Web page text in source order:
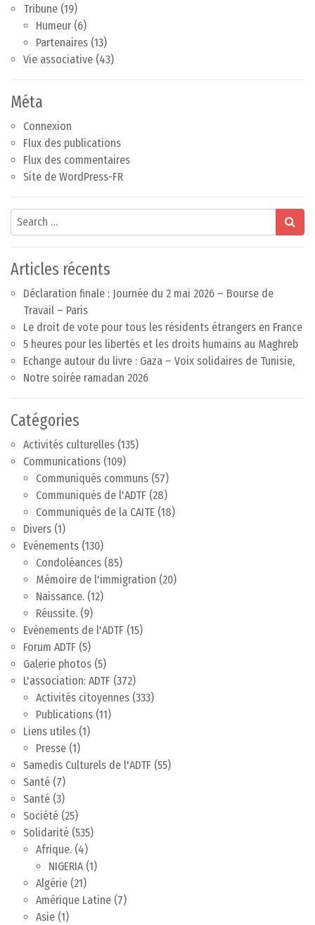
Tribune (19)
Humeur (6)
Partenaires (13)
Vie associative (43)
Méta
Connexion
Flux des publications
Flux des commentaires
Site de WordPress-FR
Search
Articles récents
Déclaration finale : Journée du 2 mai 2026 – Bourse de
Travail – Paris
Le droit de vote pour tous les résidents étrangers en France
5 heures pour les libertés et les droits humains au Maghreb
Echange autour du livre : Gaza – Voix solidaires de Tunisie,
Notre soirée ramadan 2026
Catégories
Activités culturelles (135)
Communications (109)
Communiqués communs (57)
Communiqués de l'ADTF (28)
Communiqués de la CAITE (18)
Divers (1)
Evénements (130)
Condoléances (85)
Mémoire de l'immigration (20)
Naissance. (12)
Réussite. (9)
Evènements de l'ADTF (15)
Forum ADTF (5)
Galerie photos (5)
L'association: ADTF (372)
Activités citoyennes (333)
Publications (11)
Liens utiles (1)
Presse (1)
Samedis Culturels de l'ADTF (55)
Santé (7)
Santé (3)
Société (25)
Solidarité (535)
Afrique. (4)
NIGERIA(1)
Algérie (21)
Amérique Latine (7)
Asie (1)